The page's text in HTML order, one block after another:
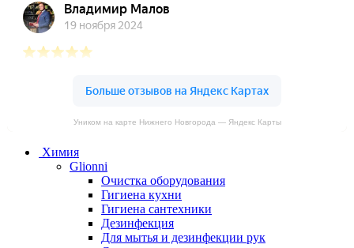
Уником на карте Нижнего Новгорода — Яндекс Карты
Химия
Glionni
Очистка оборудования
Гигиена кухни
Гигиена сантехники
Дезинфекция
Для мытья и дезинфекции рук